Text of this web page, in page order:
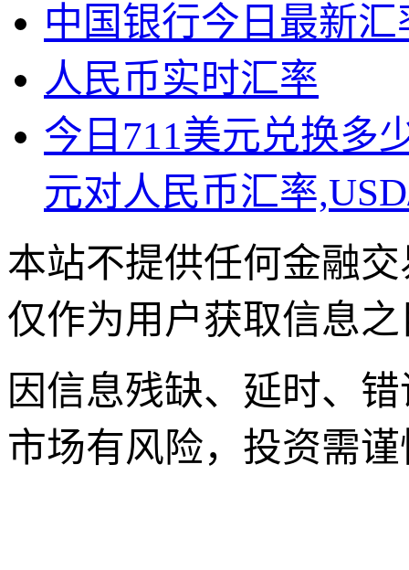
中国银行今日最新汇
人民币实时汇率
今日711美元兑换多
元对人民币汇率
本站不提供任何金融
仅作为用户获取信息
因信息残缺、延时、
市场有风险，投资需